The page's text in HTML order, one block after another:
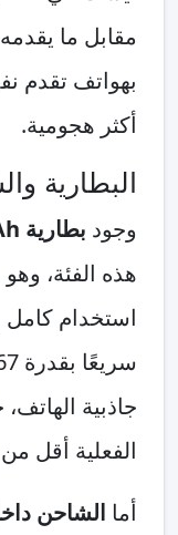
بهواتف تقدم
أكثر هجومية.
البطارية
وجود بطارية 5000mAh
هذه الفئة،
استخدام كامل
جاذبية
الفعلية أقل
أما الشاحن